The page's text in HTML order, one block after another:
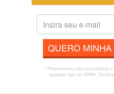
QUERO
* Prometemos não compartilhar
qualquer tipo de SPAM.